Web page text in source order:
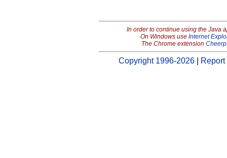
In order to continue using the Java
On Windows use Internet
The Chrome extension
Copyright 1996-2026